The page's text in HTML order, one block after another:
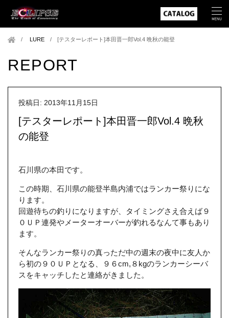
LURE /[テスターレポート]本田晋一郎Vol.4 晩秋の能登
REPORT
投稿日: 2013年11月15日
[テスターレポート]本田晋一郎Vol.4 晩秋
の能登
石川県の本田です。
この時期、石川県の能登半島内浦ではランカー祭りにな
ります。
回遊待ちの釣りになりますが、タイミングさえ合えば９
０ＵＰ連発やメーターオーバーが釣れるなんて事もあり
ます。
そんなランカー祭りの真っただ中の週末の夜中に友人か
ら初の９０ＵＰとなる、９６cm,８kgのランカーシーバ
スをキャッチしたと連絡がきました。